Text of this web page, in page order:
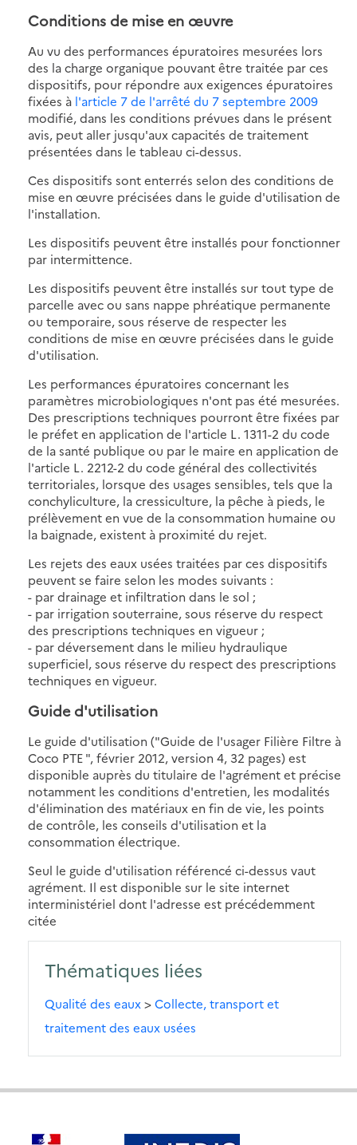
Conditions de mise en œuvre
Au vu des performances épuratoires mesurées lors
des la charge organique pouvant être traitée par ces
dispositifs, pour répondre aux exigences épuratoires
fixées à l'article 7 de l'arrêté du 7 septembre 2009
modifié, dans les conditions prévues dans le présent
avis, peut aller jusqu'aux capacités de traitement
présentées dans le tableau ci-dessus.
Ces dispositifs sont enterrés selon des conditions de
mise en œuvre précisées dans le guide d'utilisation de
l'installation.
Les dispositifs peuvent être installés pour fonctionner
par intermittence.
Les dispositifs peuvent être installés sur tout type de
parcelle avec ou sans nappe phréatique permanente
ou temporaire, sous réserve de respecter les
conditions de mise en œuvre précisées dans le guide
d'utilisation.
Les performances épuratoires concernant les
paramètres microbiologiques n'ont pas été mesurées.
Des prescriptions techniques pourront être fixées par
le préfet en application de l'article L. 1311-2 du code
de la santé publique ou par le maire en application de
l'article L. 2212-2 du code général des collectivités
territoriales, lorsque des usages sensibles, tels que la
conchyliculture, la cressiculture, la pêche à pieds, le
prélèvement en vue de la consommation humaine ou
la baignade, existent à proximité du rejet.
Les rejets des eaux usées traitées par ces dispositifs
peuvent se faire selon les modes suivants :
- par drainage et infiltration dans le sol ;
- par irrigation souterraine, sous réserve du respect
des prescriptions techniques en vigueur ;
- par déversement dans le milieu hydraulique
superficiel, sous réserve du respect des prescriptions
techniques en vigueur.
Guide d'utilisation
Le guide d'utilisation ("Guide de l'usager Filière Filtre à
Coco PTE ", février 2012, version 4, 32 pages) est
disponible auprès du titulaire de l'agrément et précise
notamment les conditions d'entretien, les modalités
d'élimination des matériaux en fin de vie, les points
de contrôle, les conseils d'utilisation et la
consommation électrique.
Seul le guide d'utilisation référencé ci-dessus vaut
agrément. Il est disponible sur le site internet
interministériel dont l'adresse est précédemment
citée
Thématiques liées
Qualité des eaux>Collecte, transport et
traitement des eaux usées